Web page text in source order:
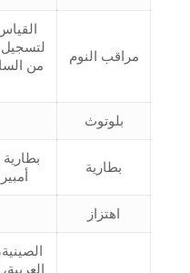
مراقب النوم
بلوتوث
بطارية
أمبير، 180 دقيقة للشحن
اهتزاز